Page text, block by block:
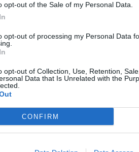
opt-out of the Sale of my Personal Data.
opt-out of processing my Personal Data
opt-out of Collection, Use, Retention,
Data that Is Unrelated with the
CONFIRM
schierato da
persino impiegato da
un sinistro capace di
un punto fermo
della scelta.
del Padova, Villa ha
di esperienza
realtà granata. L’impatto
assist vincenti già messi